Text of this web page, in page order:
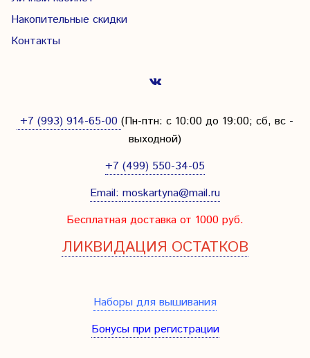
Накопительные скидки
Контакты
+7 (993) 914-65-00 (Пн-птн: с 10:00 до 19:00; сб, вс -
выходной)
+7 (499) 550-34-05
Email: moskartyna@mail.ru
Бесплатная доставка от 1000 руб.
ЛИКВИДАЦИЯ ОСТАТКОВ
Наборы для вышивания
Бонусы при регистрации